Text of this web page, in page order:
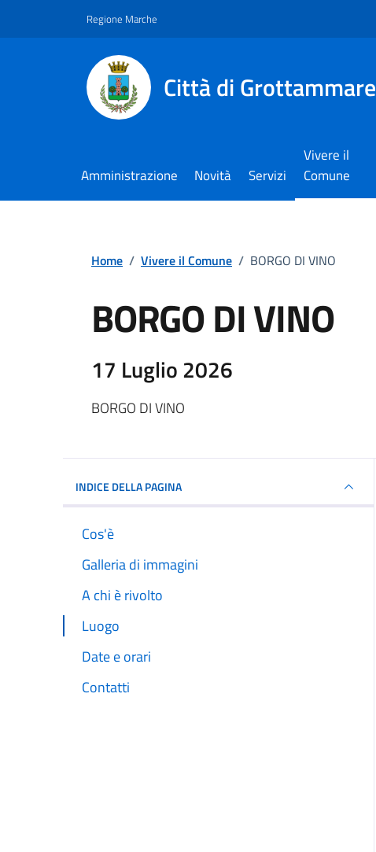
Regione Marche
Città di Grottammare
Amministrazione Novità Servizi
Vivere il
Comune
Home / Vivere il Comune / BORGO DI VINO
BORGO DI VINO
17 Luglio 2026
BORGO DI VINO
INDICE DELLA PAGINA
Cos'è
Galleria di immagini
A chi è rivolto
Luogo
Date e orari
Contatti